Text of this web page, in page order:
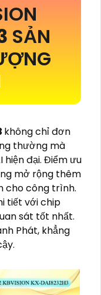
SẢN
không chỉ đơn
thường mà
đại. Điểm ưu
mở rộng thêm
cho công trình.
tiết với chip
sát tốt nhất.
Phát, khẳng